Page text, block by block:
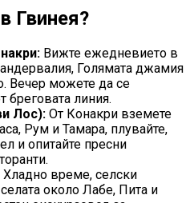
Гвинея?
Вижте ежедневието в
Голямата джамия
Вечер можете да се
бреговата линия.
Лос): От Конакри вземете
Рум и Тамара, плувайте,
и опитайте пресни
Хладно време, селски
около Лабе, Пита и